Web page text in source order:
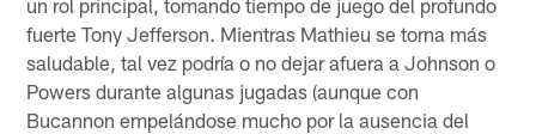
fuerte Tony Jefferson. Mientras Mathieu se torna más
saludable, tal vez podría o no dejar afuera a Johnson o
Powers durante algunas jugadas (aunque con
Bucannon empelándose mucho por la ausencia del